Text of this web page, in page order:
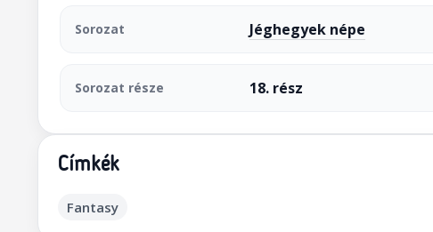
Sorozat Jéghegyek népe
Sorozat része 18. rész
Címkék
Fantasy